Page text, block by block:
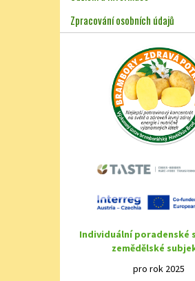
Zpracování osobních údajů
Individuální poradenské
zemědělské
pro rok 2025